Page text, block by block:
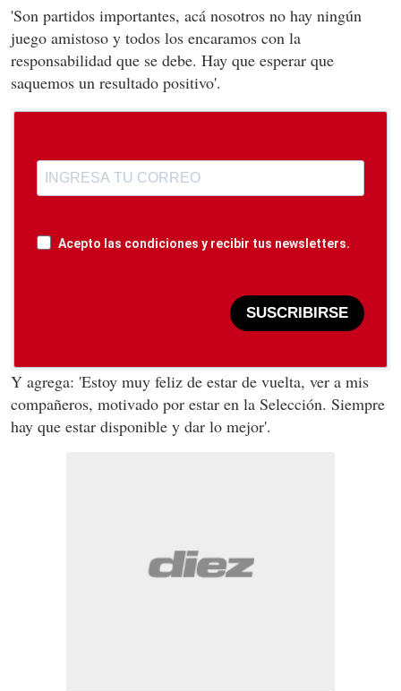
'Son partidos importantes, acá nosotros no hay ningún
juego amistoso y todos los encaramos con la
responsabilidad que se debe. Hay que esperar que
saquemos un resultado positivo'.
Acepto las condiciones y recibir tus newsletters.
SUSCRIBIRSE
Y agrega: 'Estoy muy feliz de estar de vuelta, ver a mis
compañeros, motivado por estar en la Selección. Siempre
hay que estar disponible y dar lo mejor'.